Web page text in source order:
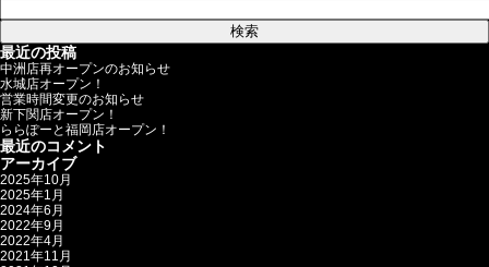
索:
最近の投稿
中洲店再オープンのお知らせ
水城店オープン！
営業時間変更のお知らせ
新下関店オープン！
ららぽーと福岡店オープン！
最近のコメント
アーカイブ
2025年10月
2025年1月
2024年6月
2022年9月
2022年4月
2021年11月